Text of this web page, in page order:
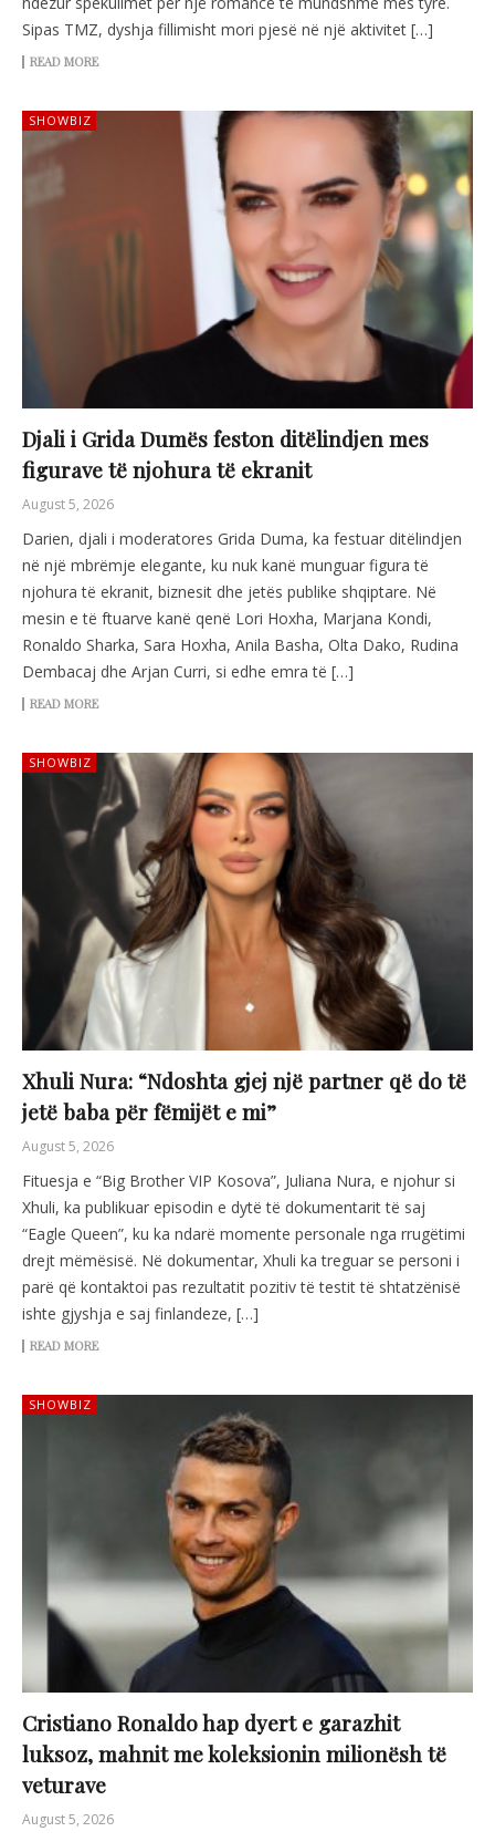
Sipas TMZ, dyshja fillimisht mori pjesë në një aktivitet […]
READ MORE
SHOWBIZ
Djali i Grida Dumës feston ditëlindjen mes
figurave të njohura të ekranit
August 5, 2026
Darien, djali i moderatores Grida Duma, ka festuar ditëlindjen
në një mbrëmje elegante, ku nuk kanë munguar figura të
njohura të ekranit, biznesit dhe jetës publike shqiptare. Në
mesin e të ftuarve kanë qenë Lori Hoxha, Marjana Kondi,
Ronaldo Sharka, Sara Hoxha, Anila Basha, Olta Dako, Rudina
Dembacaj dhe Arjan Curri, si edhe emra të […]
READ MORE
SHOWBIZ
Xhuli Nura: “Ndoshta gjej një partner që do të
jetë baba për fëmijët e mi”
August 5, 2026
Fituesja e “Big Brother VIP Kosova”, Juliana Nura, e njohur si
Xhuli, ka publikuar episodin e dytë të dokumentarit të saj
“Eagle Queen”, ku ka ndarë momente personale nga rrugëtimi
drejt mëmësisë. Në dokumentar, Xhuli ka treguar se personi i
parë që kontaktoi pas rezultatit pozitiv të testit të shtatzënisë
ishte gjyshja e saj finlandeze, […]
READ MORE
SHOWBIZ
Cristiano Ronaldo hap dyert e garazhit
luksoz, mahnit me koleksionin milionësh të
veturave
August 5, 2026